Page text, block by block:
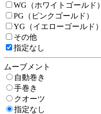
WG（ホワイトゴールド）
PG（ピンクゴールド）
YG（イエローゴールド）
その他
指定なし
ムーブメント
自動巻き
手巻き
クオーツ
指定なし